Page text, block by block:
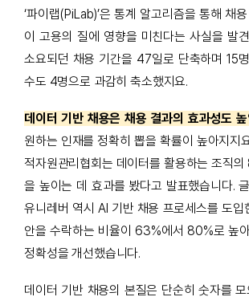
‘파이랩(PiLab)’은 통계 알고리즘을 통해 채
이 고용의 질에 영향을 미친다는 사실을 발
소요되던 채용 기간을 47일로 단축하며 15
수도 4명으로 과감히 축소했지요.
데이터 기반 채용은 채용 결과의 효과성도
원하는 인재를 정확히 뽑을 확률이 높아지지
적자원관리협회는 데이터를 활용하는 조직
을 높이는 데 효과를 봤다고 발표했습니다.
유니레버 역시 AI 기반 채용 프로세스를 도입
안을 수락하는 비율이 63%에서 80%로 높
정확성을 개선했습니다.
데이터 기반 채용의 본질은 단순히 숫자를